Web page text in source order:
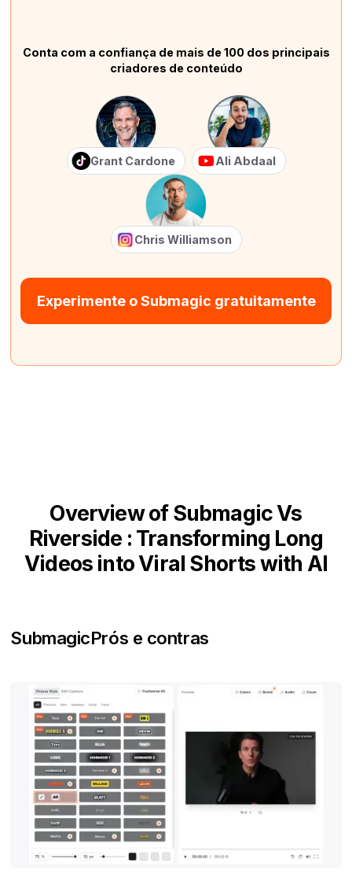
Conta com a confiança de mais de 100 dos principais
criadores de conteúdo
Grant Cardone Ali Abdaal
Chris Williamson
Experimente o Submagic gratuitamente
Overview of Submagic Vs
Riverside : Transforming Long
Videos into Viral Shorts with AI
SubmagicPrós e contras